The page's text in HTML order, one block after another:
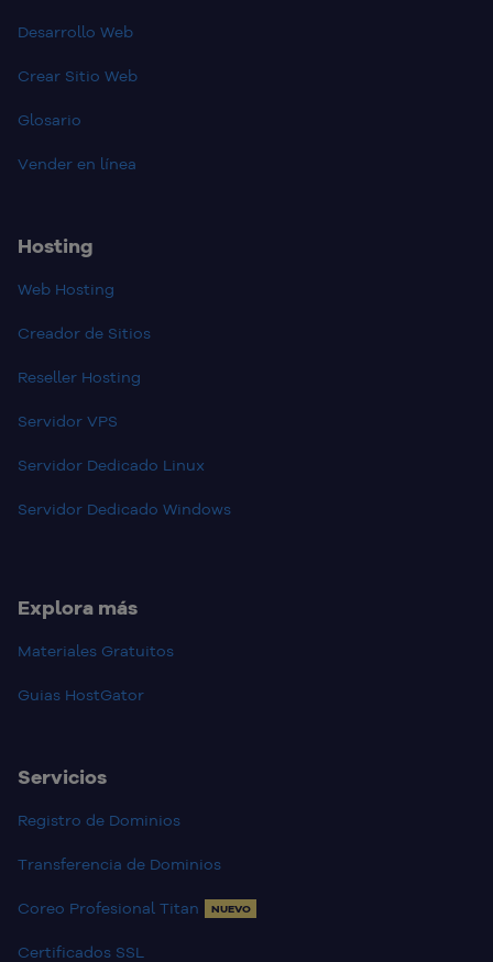
Desarrollo Web
Crear Sitio Web
Glosario
Vender en línea
Hosting
Web Hosting
Creador de Sitios
Reseller Hosting
Servidor VPS
Servidor Dedicado Linux
Servidor Dedicado Windows
Explora más
Materiales Gratuitos
Guias HostGator
Servicios
Registro de Dominios
Transferencia de Dominios
Coreo Profesional Titan NUEVO
Certificados SSL